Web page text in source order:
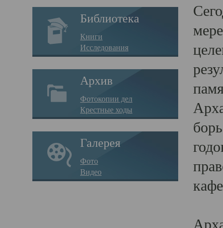
Библиотека
Книги
Исследования
Архив
Фотокопии дел
Крестные ходы
Галерея
Фото
Видео